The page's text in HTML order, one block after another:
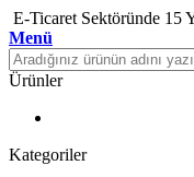
E-Ticaret Sektöründe 15
Menü
Ürünler
Kategoriler